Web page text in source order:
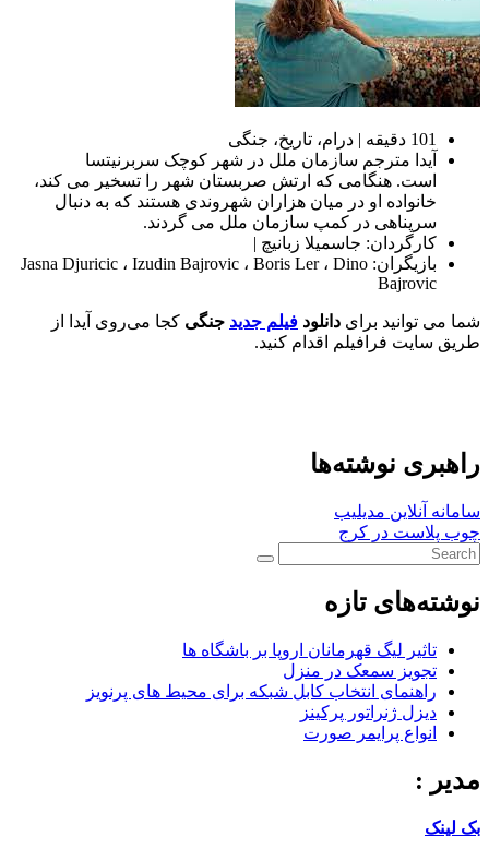
101 دقیقه | درام، تاریخ، جنگی
آیدا مترجم سازمان ملل در شهر کوچک سربرنیتسا
است. هنگامی که ارتش صربستان شهر را تسخیر می کند،
خانواده او در میان هزاران شهروندی هستند که به دنبال
سرپناهی در کمپ سازمان ملل می گردند.
کارگردان: جاسمیلا زبانیچ |
بازیگران: Jasna Djuricic ، Izudin Bajrovic ، Boris Ler ، Dino
Bajrovic
شما می توانید برای دانلود فیلم جدید جنگی کجا می‌روی آیدا از
طریق سایت فرافیلم اقدام کنید.
راهبری نوشته‌ها
سامانه آنلاین مدیلیب
چوب پلاست در کرج
نوشته‌های تازه
تاثیر لیگ قهرمانان اروپا بر باشگاه ها
تجویز سمعک در منزل
راهنمای انتخاب کابل شبکه برای محیط های پرنویز
دیزل ژنراتور پرکینز
انواع پرایمر صورت
مدیر :
بک لینک